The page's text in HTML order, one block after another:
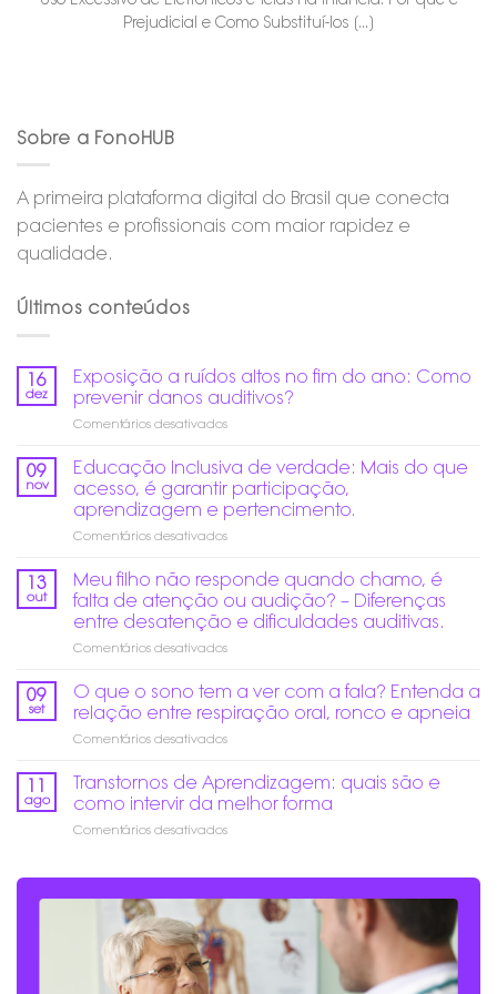
Prejudicial e Como Substituí-los [...]
Sobre a FonoHUB
A primeira plataforma digital do Brasil que conecta
pacientes e profissionais com maior rapidez e
qualidade.
Últimos conteúdos
16
dez
Exposição a ruídos altos no fim do ano: Como
prevenir danos auditivos?
Comentários desativadosem
ruídos
altos
no
fim
ano:
prevenir
danos
auditivos?
09
nov
Educação Inclusiva de verdade: Mais do que
acesso, é garantir participação,
aprendizagem e pertencimento.
Comentários desativadosem
Inclusiva
de
verdade:
Mais
do
acesso,
garantir
participação,
e
pertencimento.
13
out
Meu filho não responde quando chamo, é
falta de atenção ou audição? – Diferenças
entre desatenção e dificuldades auditivas.
Comentários desativadosem
não
responde
quando
é
falta
atenção
Diferenças
entre
desatenção
e
dificuldades
09
set
O que o sono tem a ver com a fala? Entenda a
relação entre respiração oral, ronco e apneia
Comentários desativadosem
o
sono
tem
fala?
Entenda
a
relação
11
ago
Transtornos de Aprendizagem: quais são e
como intervir da melhor forma
Comentários desativadosem
quais
são
e
como
intervir